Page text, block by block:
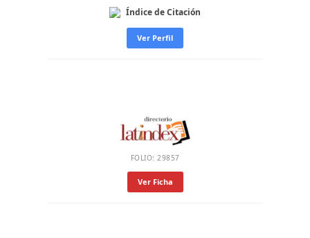
Índice de Citación
Ver Perfil
FOLIO: 29857
Ver Ficha